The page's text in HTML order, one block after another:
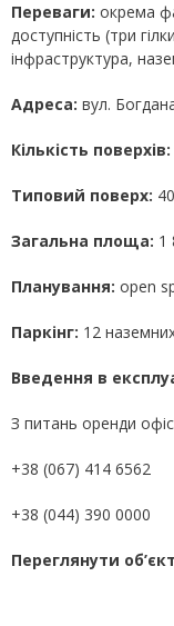
Переваги: окрема
доступність (три
інфраструктура,
Адреса: вул.
Кількість поверхів:
Типовий поверх:
Загальна площа: 1
Планування: open
Паркінг: 12
Введення в
З питань оренди
+38 (067) 414 6562
+38 (044) 390 0000
Переглянути